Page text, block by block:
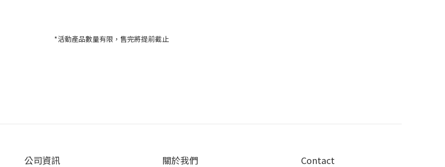
*活動產品數量有限，售完將提前截止
公司資訊 關於我們 Contact